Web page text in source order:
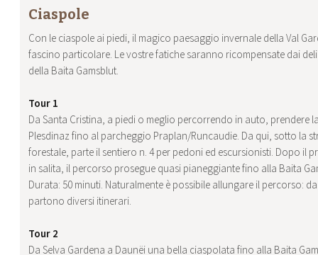
Ciaspole
Con le ciaspole ai piedi, il magico paesaggio invernale della Val
fascino particolare. Le vostre fatiche saranno ricompensate dai
della Baita Gamsblut.
Tour 1
Da Santa Cristina, a piedi o meglio percorrendo in auto, prendere
Plesdinaz fino al parcheggio Praplan/Runcaudie. Da qui, sotto la
forestale, parte il sentiero n. 4 per pedoni ed escursionisti. Dopo il
in salita, il percorso prosegue quasi pianeggiante fino alla Baita
Durata: 50 minuti. Naturalmente è possibile allungare il percorso:
partono diversi itinerari.
Tour 2
Da Selva Gardena a Daunëi una bella ciaspolata fino alla Baita